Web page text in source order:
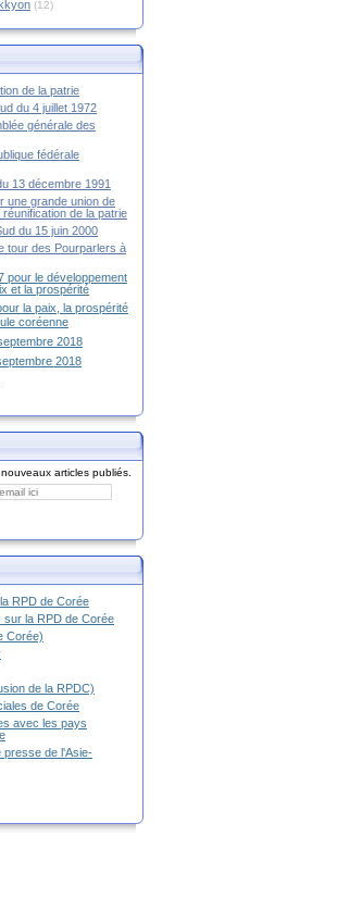
(12)
de la patrie
du 4 juillet 1972
générale des
fédérale
13 décembre 1991
une grande union de
de la patrie
du 15 juin 2000
tour des Pourparlers à
pour le développement
et la prospérité
la paix, la prospérité
coréenne
2018
2018
articles publiés.
RPD de Corée
la RPD de Corée
Corée)
de la RPDC)
de Corée
avec les pays
presse de l'Asie-